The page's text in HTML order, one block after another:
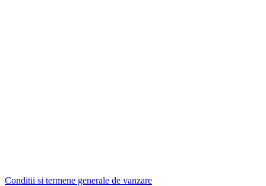
Conditii si termene generale de vanzare